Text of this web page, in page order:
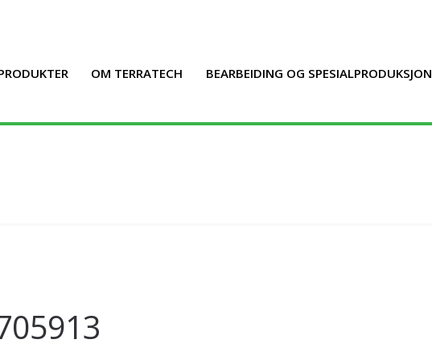
OM TERRATECH BEARBEIDING OG SPESIALPRODUKSJON